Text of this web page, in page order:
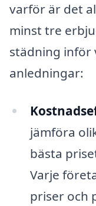
varför är det
minst tre
städning inför
anledningar:
jämföra
bästa
Varje
priser och